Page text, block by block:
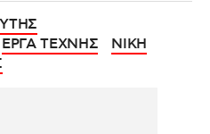
ΕΡΓΑ ΤΕΧΝΗΣ
ΝΙΚΗ